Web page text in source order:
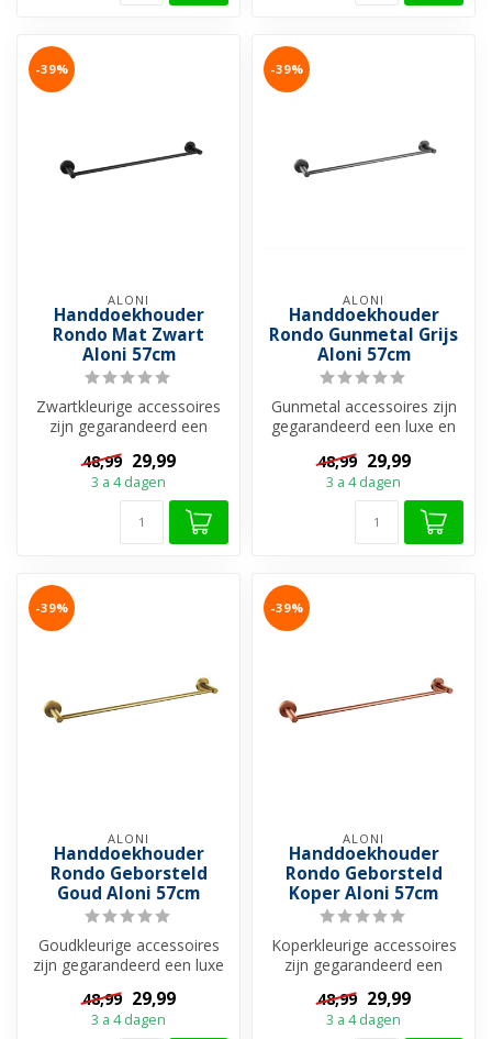
-39%
ALONI
Handdoekhouder
Rondo Mat Zwart
Aloni 57cm
Zwartkleurige accessoires
zijn gegarandeerd een
toevoeging aa...
48,99 29,99
3 a 4 dagen
-39%
ALONI
Handdoekhouder
Rondo Gunmetal Grijs
Aloni 57cm
Gunmetal accessoires zijn
gegarandeerd een luxe en
badk...
48,99 29,99
3 a 4 dagen
-39%
ALONI
Handdoekhouder
Rondo Geborsteld
Goud Aloni 57cm
Goudkleurige accessoires
zijn gegarandeerd een luxe
aan...
48,99 29,99
3 a 4 dagen
-39%
ALONI
Handdoekhouder
Rondo Geborsteld
Koper Aloni 57cm
Koperkleurige accessoires
zijn gegarandeerd een
toevoeging a...
48,99 29,99
3 a 4 dagen